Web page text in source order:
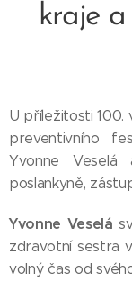
kraje a
U příležitosti 100.
preventivního
Yvonne
poslankyně,
Yvonne Veselá
zdravotní sestra
volný čas od